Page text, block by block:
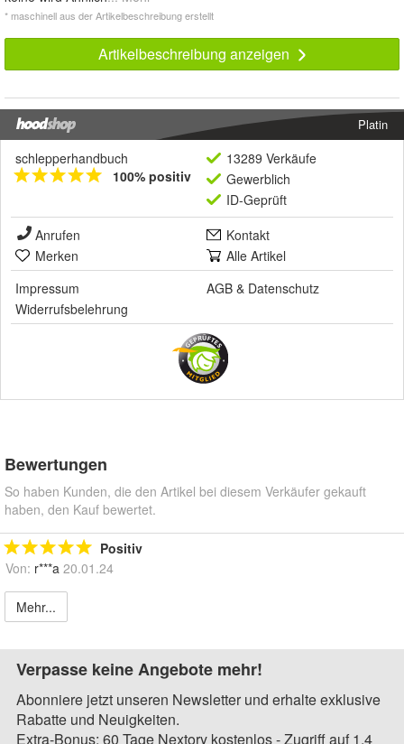
* maschinell aus der Artikelbeschreibung erstellt
Artikelbeschreibung anzeigen
Platin
schlepperhandbuch
100% positiv
13289 Verkäufe
Gewerblich
ID-Geprüft
Anrufen
Kontakt
Merken
Alle Artikel
Impressum
AGB & Datenschutz
Widerrufsbelehrung
Bewertungen
So haben Kunden, die den Artikel bei diesem Verkäufer gekauft
haben, den Kauf bewertet.
Positiv
Von: r***a 20.01.24
Mehr...
Verpasse keine Angebote mehr!
Abonniere jetzt unseren Newsletter und erhalte exklusive
Rabatte und Neuigkeiten.
Extra-Bonus: 60 Tage Nextory kostenlos - Zugriff auf 1,4